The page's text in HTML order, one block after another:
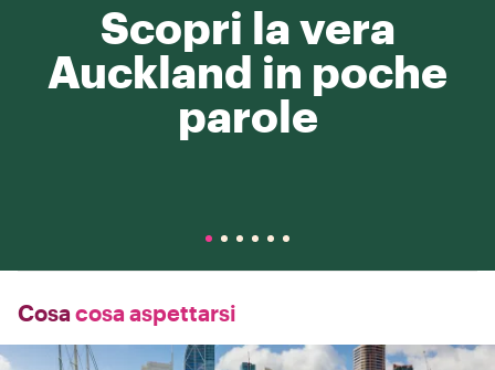
Scopri la vera
Auckland in poche
parole
Cosa cosa aspettarsi